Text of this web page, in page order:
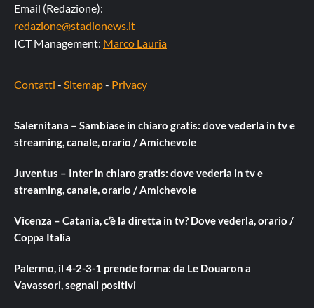
Email (Redazione):
redazione@stadionews.it
ICT Management: Marco Lauria
Contatti - Sitemap- Privacy
Salernitana – Sambiase in chiaro gratis: dove vederla in tv e
streaming, canale, orario / Amichevole
Juventus – Inter in chiaro gratis: dove vederla in tv e
streaming, canale, orario / Amichevole
Vicenza – Catania, c’è la diretta in tv? Dove vederla, orario /
Coppa Italia
Palermo, il 4-2-3-1 prende forma: da Le Douaron a
Vavassori, segnali positivi